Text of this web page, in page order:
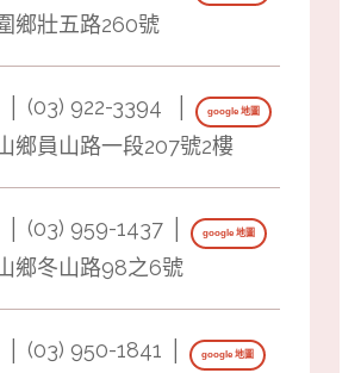
鄉壯五路260號
│ (03) 922-3394 │ google 地圖
鄉員山路一段207號2樓
│ (03) 959-1437 │ google 地圖
鄉冬山路98之6號
│ (03) 950-1841 │ google 地圖